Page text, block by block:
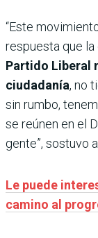
“Este
respuesta que
Partido Liberal
ciudadanía, no
sin rumbo,
se reúnen en el
gente”, sostuvo
Le puede
camino al